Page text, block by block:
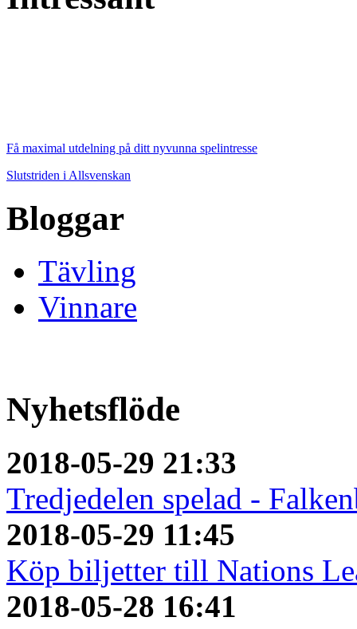
Få maximal utdelning på ditt nyvunna spelintresse
Slutstriden i Allsvenskan
Bloggar
Tävling
Vinnare
Nyhetsflöde
2018-05-29 21:33
Tredjedelen spelad -
2018-05-29 11:45
Köp biljetter till Nations
2018-05-28 16:41